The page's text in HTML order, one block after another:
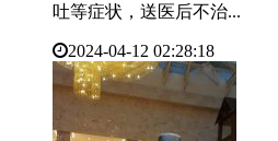
吐等症状，送医后不治...
2024-04-12 02:28:18